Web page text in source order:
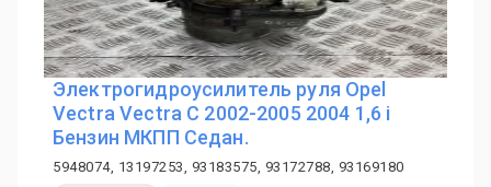
Электрогидроусилитель руля Opel
Vectra Vectra C 2002-2005 2004 1,6 i
Бензин МКПП Седан.
5948074, 13197253, 93183575, 93172788, 93169180